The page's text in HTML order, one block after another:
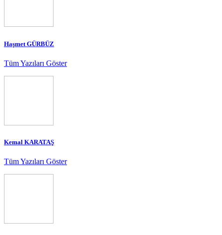
Haşmet GÜRBÜZ
Tüm Yazıları Göster
Kemal KARATAŞ
Tüm Yazıları Göster